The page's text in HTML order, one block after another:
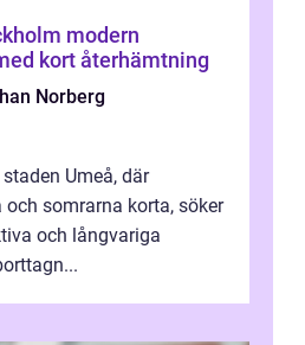
modern
kort återhämtning
Norberg
staden Umeå, där
somrarna korta, söker
och långvariga